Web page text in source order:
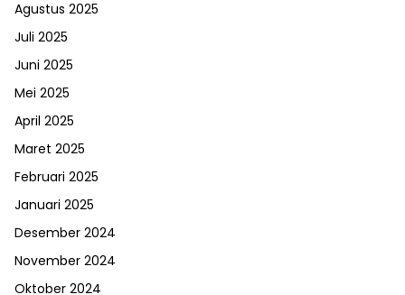
Agustus 2025
Juli 2025
Juni 2025
Mei 2025
April 2025
Maret 2025
Februari 2025
Januari 2025
Desember 2024
November 2024
Oktober 2024